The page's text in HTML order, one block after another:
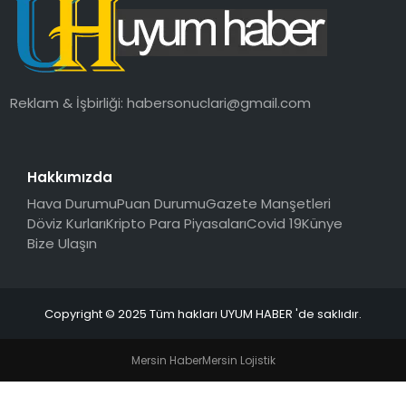
SAĞLIK
MAGAZIN
Reklam & İşbirliği:habersonuclari@gmail.com
Hakkımızda
Hava DurumuPuan DurumuGazete Manşetleri
Döviz KurlarıKripto Para PiyasalarıCovid 19Künye
Bize Ulaşın
Copyright © 2025 Tüm hakları UYUM HABER 'de saklıdır.
Mersin HaberMersin Lojistik